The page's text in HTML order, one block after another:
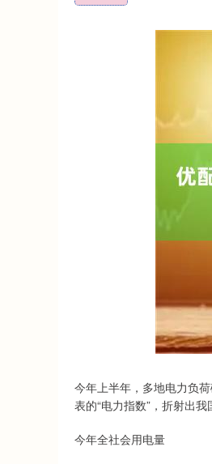
今年上半年，多地电力负
表的“电力指数”，折射出
今年全社会用电量